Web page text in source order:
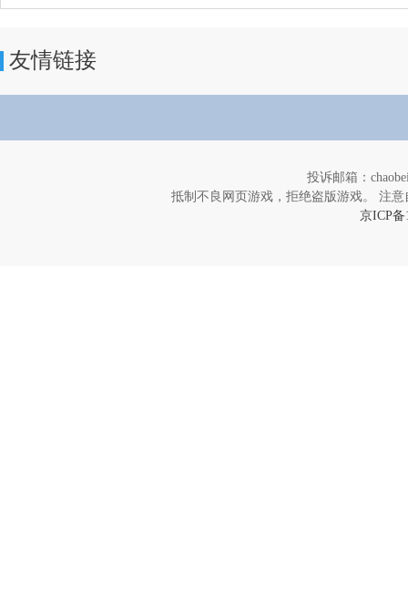
友情链接
投诉邮箱：
抵制不良网页游戏，拒绝盗版游戏。 注
京ICP备